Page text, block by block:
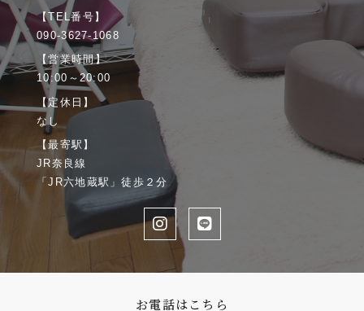
【TEL番号】
090-3627-1068
【営業時間】
10:00～20:00
【定休日】
なし
【最寄駅】
JR奈良線
「JR六地蔵駅」徒歩２分
お電話はこちら